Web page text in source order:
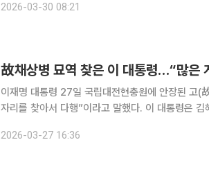
시간) AFP통신 등에 따르면 베냐민 네타냐후 이스라
2026-03-30 08:21
故채상병 묘역 찾은 이 대통령…“많은
이재명 대통령 27일 국립대전현충원에 안장된 고(
자리를 찾아서 다행”이라고 말했다. 이 대통령은 김혜경 여사와 함께 이날 제11회 서해수호의 날 기
2026-03-27 16:36